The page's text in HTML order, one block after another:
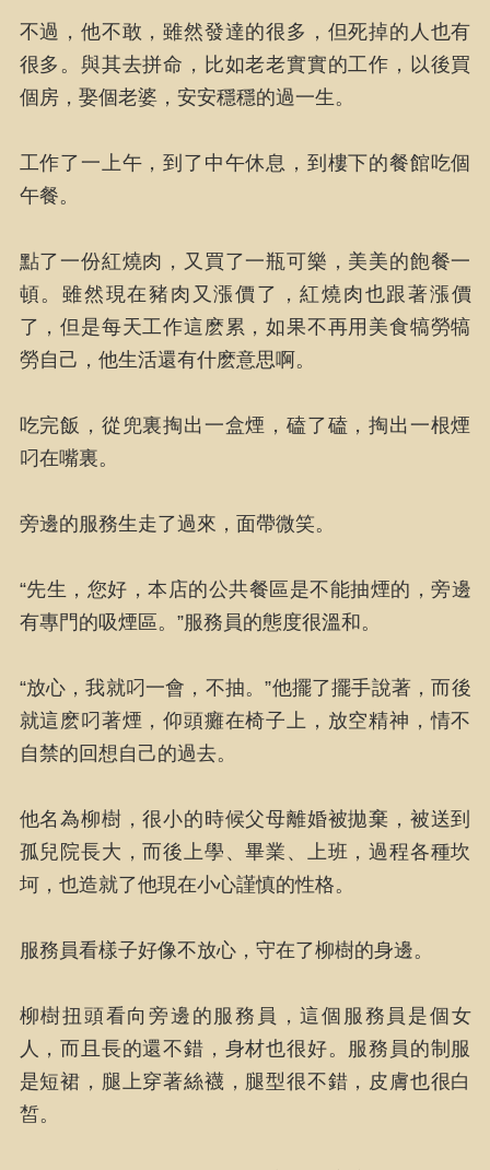
不過，他不敢，雖然發達的很多，但死掉的人也有
很多。與其去拼命，比如老老實實的工作，以後買
個房，娶個老婆，安安穩穩的過一生。
工作了一上午，到了中午休息，到樓下的餐館吃個
午餐。
點了一份紅燒肉，又買了一瓶可樂，美美的飽餐一
頓。雖然現在豬肉又漲價了，紅燒肉也跟著漲價
了，但是每天工作這麽累，如果不再用美食犒勞犒
勞自己，他生活還有什麽意思啊。
吃完飯，從兜裏掏出一盒煙，磕了磕，掏出一根煙
叼在嘴裏。
旁邊的服務生走了過來，面帶微笑。
“先生，您好，本店的公共餐區是不能抽煙的，旁邊
有專門的吸煙區。”服務員的態度很溫和。
“放心，我就叼一會，不抽。”他擺了擺手說著，而後
就這麽叼著煙，仰頭癱在椅子上，放空精神，情不
自禁的回想自己的過去。
他名為柳樹，很小的時候父母離婚被拋棄，被送到
孤兒院長大，而後上學、畢業、上班，過程各種坎
坷，也造就了他現在小心謹慎的性格。
服務員看樣子好像不放心，守在了柳樹的身邊。
柳樹扭頭看向旁邊的服務員，這個服務員是個女
人，而且長的還不錯，身材也很好。服務員的制服
是短裙，腿上穿著絲襪，腿型很不錯，皮膚也很白
皙。